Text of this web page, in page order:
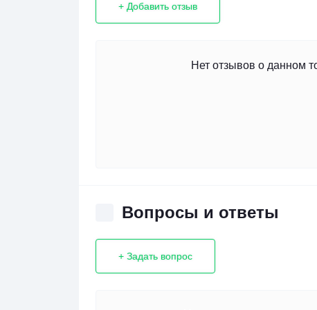
+ Добавить отзыв
Нет отзывов о данном
Вопросы и ответы
+ Задать вопрос